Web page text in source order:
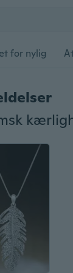
for nylig